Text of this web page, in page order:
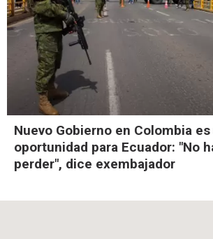
Nuevo Gobierno en Colombia
oportunidad para Ecuador: "No
perder", dice exembajador